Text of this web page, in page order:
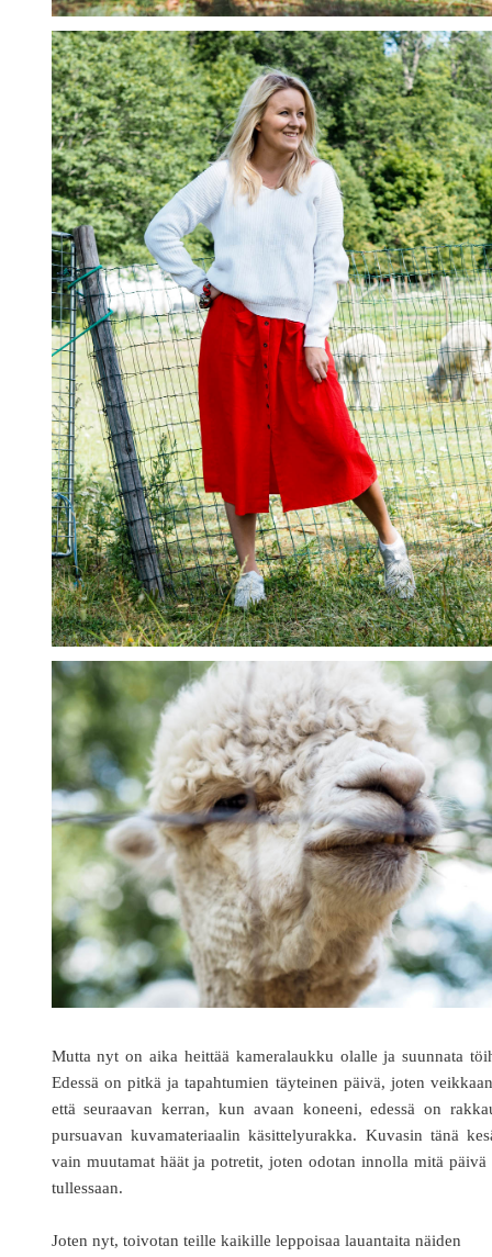
Mutta nyt on aika heittää kameralaukku olalle ja suunnata
Edessä on pitkä ja tapahtumien täyteinen päivä, joten
että seuraavan kerran, kun avaan koneeni, edessä on
pursuavan kuvamateriaalin käsittelyurakka. Kuvasin tänä
vain muutamat häät ja potretit, joten odotan innolla mitä päivä
tullessaan.
Joten nyt, toivotan teille kaikille leppoisaa lauantaita näiden